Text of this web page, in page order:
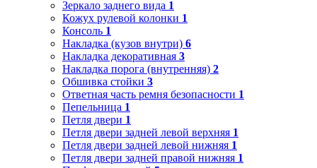
Зеркало заднего вида 1
Кожух рулевой колонки 1
Консоль 1
Накладка (кузов внутри) 6
Накладка декоративная 3
Накладка порога (внутренняя) 2
Обшивка стойки 3
Ответная часть ремня безопасности 1
Пепельница 1
Петля двери 1
Петля двери задней левой верхняя 1
Петля двери задней левой нижняя 1
Петля двери задней правой нижняя 1